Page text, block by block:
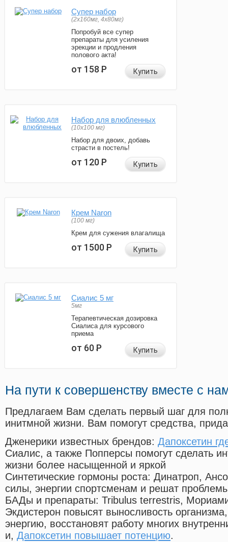
Супер набор
(2х160мг, 4х80мг)
Попробуй все супер
препараты для усиления
эрекции и продления
полового акта!
от 158Р Купить
Набор для влюбленных
(10х100 мг)
Набор для двоих, добавь
страсти в постель!
от 120Р Купить
Крем Naron
(100 мг)
Крем для сужения влагалища
от 1500Р Купить
Сиалис 5 мг
5мг
Терапевтическая дозировка
Сиалиса для курсового
приема
от 60Р Купить
На пути к совершенству вместе с
Предлагаем Вам сделать первый шаг для
инитмной жизни. Вам помогут средства,
Дженерики известных брендов: Дапоксетин
Сиалис, а также Попперсы помогут сделать
жизни более насыщенной и яркой
Синтетические гормоны роста: Динатроп,
силы, энергии спортсменам и решат
БАДы и препараты: Tribulus terrestris,
Экдистерон повысят выносливость
энергию, восстановят работу многих
и, Дапоксетин повышает потенцию.